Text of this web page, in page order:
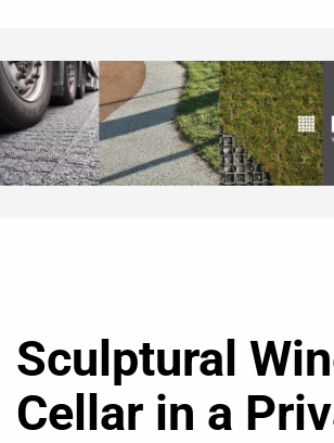
Sculptural
Cellar in a